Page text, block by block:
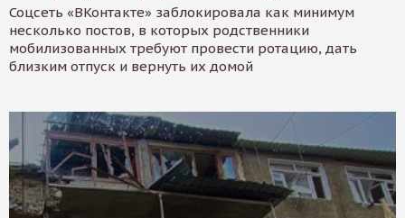
Соцсеть «ВКонтакте» заблокировала как минимум
несколько постов, в которых родственники
мобилизованных требуют провести ротацию, дать
близким отпуск и вернуть их домой